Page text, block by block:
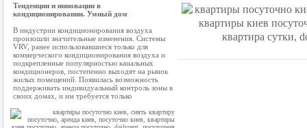
Тенденции и инновации в
кондиционировании. Умный дом
В индустрии кондиционирования воздуха
произошли значительные изменения. Системы
VRV, ранее использовавшиеся только для
коммерческого кондиционирования воздуха и
подкрепленные популярностью канальных
кондиционеров, постепенно выходят на рынок
жилых помещений. Появилась возможность
поддерживать индивидуальный контроль зоны в
своих домах, и им требуется только